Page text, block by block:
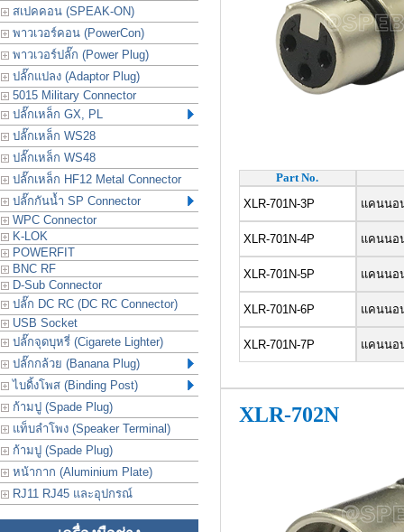
สเปคคอน (SPEAK-ON)
พาวเวอร์คอน (PowerCon)
พาวเวอร์ปลั๊ก (Power Plug)
ปลั๊กแปลง (Adaptor Plug)
5015 Military Connector
ปลั๊กเหล็ก GX, PL
ปลั๊กเหล็ก WS28
ปลั๊กเหล็ก WS48
ปลั๊กเหล็ก HF12 Metal Connector
ปลั๊กกันน้ำ SP Connector
WPC Connector
K-LOK
POWERFIT
BNC RF
D-Sub Connector
ปลั๊ก DC RC (DC RC Connector)
USB Socket
ปลั๊กจุดบุหรี่ (Cigarete Lighter)
ปลั๊กกล้วย (Banana Plug)
ไบดิ้งโพส (Binding Post)
ก้ามปู (Spade Plug)
แท็บลำโพง (Speaker Terminal)
ก้ามปู (Spade Plug)
หน้ากาก (Aluminium Plate)
RJ11 RJ45 และอุปกรณ์
Part No.
XLR-701N-3P
แคนนอน
XLR-701N-4P แคนนอ
XLR-701N-5P แคนนอ
XLR-701N-6P แคนนอ
XLR-701N-7P แคนนอ
XLR-702N